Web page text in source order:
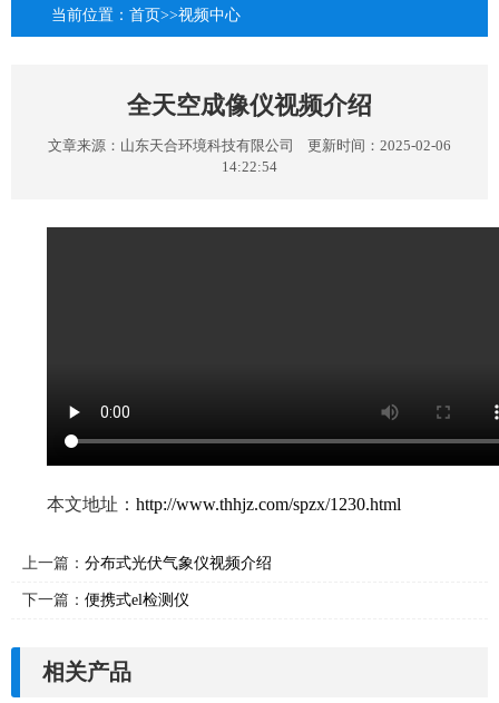
当前位置： 首页>>视频中心
全天空成像仪视频介绍
文章来源： 山东天合环境科技有限公司
更新时间：2025-02-06
14:22:54
本文地址： http://www.thhjz.com/spzx/1230.html
上一篇： 分布式光伏气象仪视频介绍
下一篇： 便携式el检测仪
相关产品